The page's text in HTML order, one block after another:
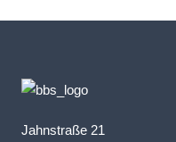
Jahnstraße 21